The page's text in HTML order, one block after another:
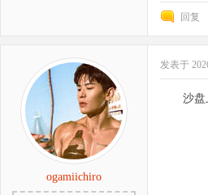
回复
ogamiichiro
发表于
沙盘